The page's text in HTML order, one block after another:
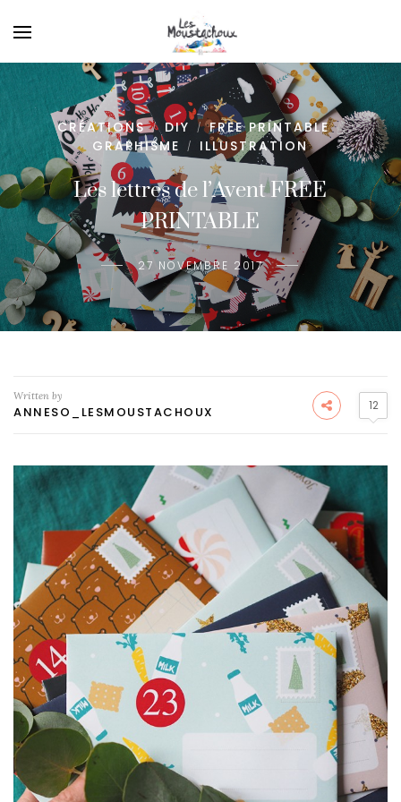
CRÉATIONS / DIY / FREE PRINTABLE /
GRAPHISME / ILLUSTRATION
Les lettres de l’Avent FREE
PRINTABLE
27 NOVEMBRE 2017
Written by
ANNESO_LESMOUSTACHOUX 12